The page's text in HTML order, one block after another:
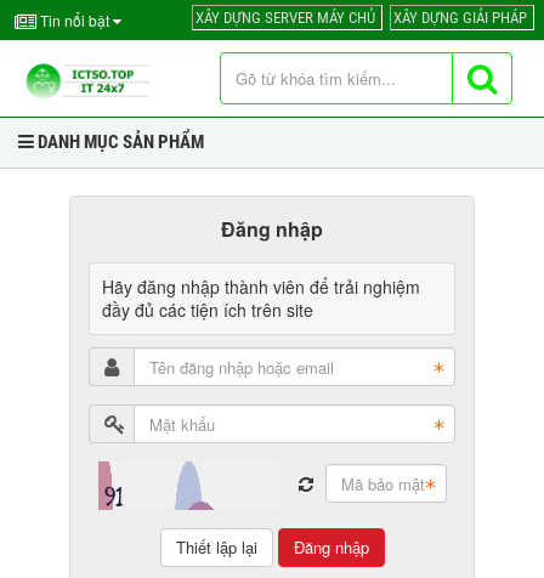
Tin nổi bật XÂY DỰNG SERVER MÁY CHỦ XÂY DỰNG GIẢI PHÁP
DANH MỤC SẢN PHẨM
Đăng nhập
Hãy đăng nhập thành viên để trải nghiệm
đầy đủ các tiện ích trên site
Đăng nhập